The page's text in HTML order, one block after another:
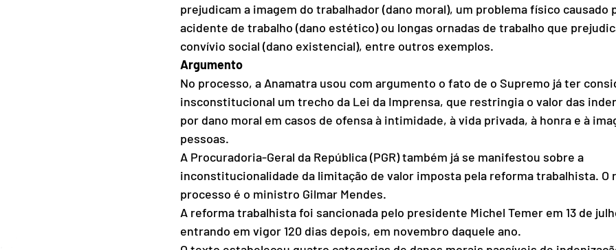
prejudicam a imagem do trabalhador (dano moral), um problema físico causado
acidente de trabalho (dano estético) ou longas ornadas de trabalho que
convívio social (dano existencial), entre outros exemplos.
Argumento
No processo, a Anamatra usou com argumento o fato de o Supremo já ter
insconstitucional um trecho da Lei da Imprensa, que restringia o valor das
por dano moral em casos de ofensa à intimidade, à vida privada, à honra e à
pessoas.
A Procuradoria-Geral da República (PGR) também já se manifestou sobre a
inconstitucionalidade da limitação de valor imposta pela reforma trabalhista. O
processo é o ministro Gilmar Mendes.
A reforma trabalhista foi sancionada pelo presidente Michel Temer em 13 de
entrando em vigor 120 dias depois, em novembro daquele ano.